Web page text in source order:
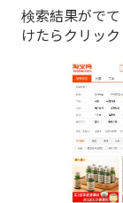
検索結果がで
けたらクリッ